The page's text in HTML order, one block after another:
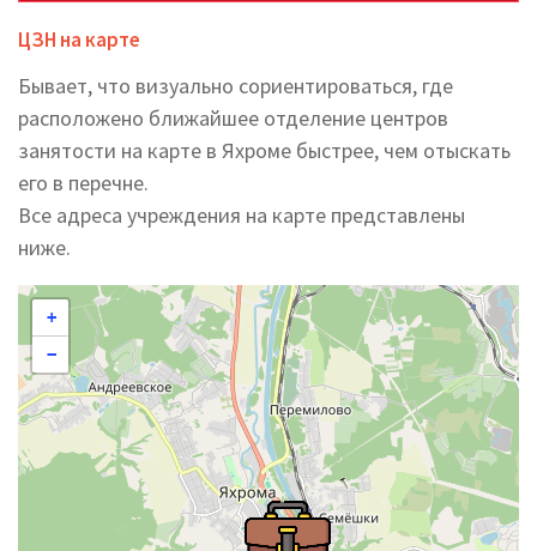
ЦЗН на карте
Бывает, что визуально сориентироваться, где
расположено ближайшее отделение центров
занятости на карте в Яхроме быстрее, чем отыскать
его в перечне.
Все адреса учреждения на карте представлены
ниже.
+
−